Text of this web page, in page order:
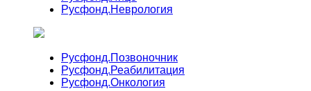
Русфонд.Неврология
Русфонд.Позвоночник
Русфонд.Реабилитация
Русфонд.Онкология